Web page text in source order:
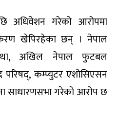
अधिवेशन गरेको आरोपमा
खेपिरहेका छन् । नेपाल
अखिल नेपाल फुटबल
परिषद्, कम्प्युटर एशोसिएसन
साधारणसभा गरेको आरोप छ